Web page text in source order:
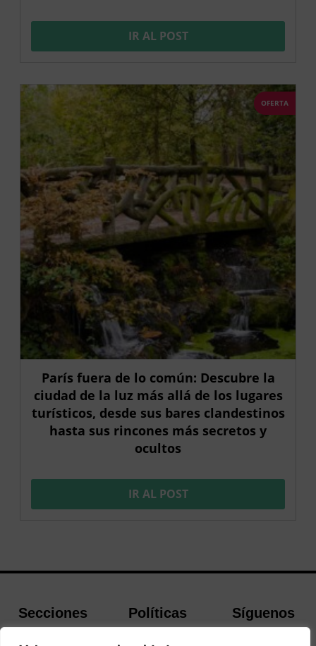
IR AL POST
OFERTA
París fuera de lo común: Descubre la
ciudad de la luz más allá de los lugares
turísticos, desde sus bares clandestinos
hasta sus rincones más secretos y
ocultos
IR AL POST
Secciones Políticas Síguenos